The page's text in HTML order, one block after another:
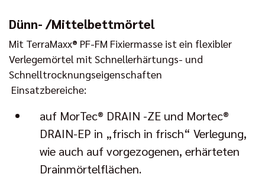
Dünn- /Mittelbettmörtel
Mit TerraMaxx® PF-FM Fixiermasse ist ein flexibler
Verlegemörtel mit Schnellerhärtungs- und
Schnelltrocknungseigenschaften
Einsatzbereiche:
auf MorTec® DRAIN -ZE und Mortec®
DRAIN-EP in „frisch in frisch“ Verlegung,
wie auch auf vorgezogenen, erhärteten
Drainmörtelflächen.